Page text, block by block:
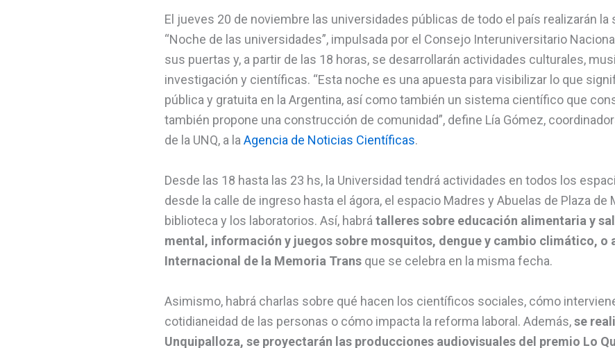
El jueves 20 de noviembre las universidades públicas de todo el país realizarán la
“Noche de las universidades”, impulsada por el Consejo Interuniversitario
sus puertas y, a partir de las 18 horas, se desarrollarán actividades culturales,
investigación y científicas. “Esta noche es una apuesta para visibilizar lo que
pública y gratuita en la Argentina, así como también un sistema científico que
también propone una construcción de comunidad”, define Lía Gómez,
de la UNQ, a laAgencia de Noticias Científicas.
Desde las 18 hasta las 23 hs, la Universidad tendrá actividades en todos los
desde la calle de ingreso hasta el ágora, el espacio Madres y Abuelas de Plaza de
biblioteca y los laboratorios. Así, habrá talleres sobre educación alimentaria y
mental, información y juegos sobre mosquitos, dengue y cambio climático, o
Internacional de la Memoria Trans que se celebra en la misma fecha.
Asimismo, habrá charlas sobre qué hacen los científicos sociales, cómo
cotidianeidad de las personas o cómo impacta la reforma laboral. Además,se
Unquipalloza, se proyectarán las producciones audiovisuales del premio Lo